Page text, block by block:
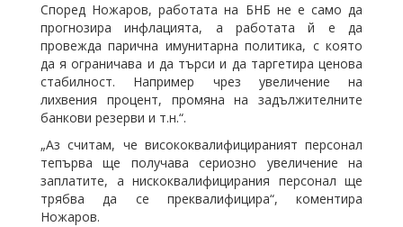
Според Ножаров, работата на БНБ не е само да
прогнозира инфлацията, а работата й е да
провежда парична имунитарна политика, с която
да я ограничава и да търси и да таргетира ценова
стабилност. Например чрез увеличение на
лихвения процент, промяна на задължителните
банкови резерви и т.н.“.
„Аз считам, че висококвалифицираният персонал
тепърва ще получава сериозно увеличение на
заплатите, а нискоквалифицирания персонал ще
трябва да се преквалифицира“, коментира
Ножаров.